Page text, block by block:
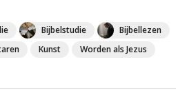
Bijbelstudie
Bijbellezen
Kunst
Worden als Jezus